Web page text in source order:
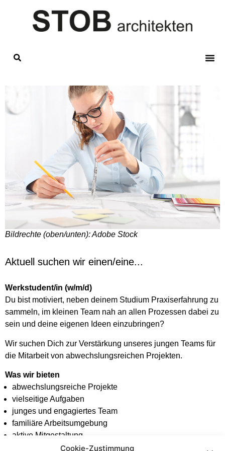
Cookie-Zustimmung
Werkstudent/in (w/m/d)
Du bist motiviert, neben deinem Studium Praxiserfahrung zu
sammeln, im kleinen Team nah an allen Prozessen dabei zu
sein und deine eigenen Ideen einzubringen?
Wir suchen Dich zur Verstärkung unseres jungen Teams für
die Mitarbeit von abwechslungsreichen Projekten.
Was wir bieten
abwechslungsreiche Projekte
vielseitige Aufgaben
junges und engagiertes Team
familiäre Arbeitsumgebung
aktive Mitgestaltung
Aktuell suchen wir einen/eine...
Bildrechte (oben/unten): Adobe Stock